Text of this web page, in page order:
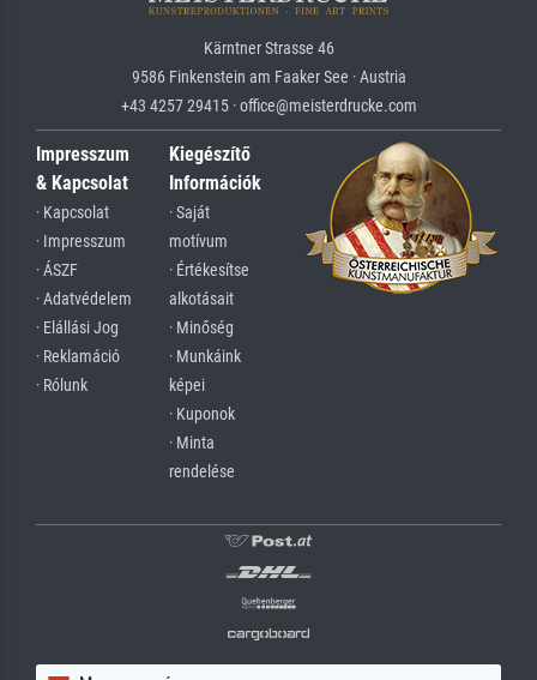
Kärntner Strasse 46
9586 Finkenstein am Faaker See · Austria
+43 4257 29415 · office@meisterdrucke.com
Impresszum
& Kapcsolat
· Kapcsolat
· Impresszum
· ÁSZF
· Adatvédelem
· Elállási Jog
· Reklamáció
· Rólunk
Kiegészítő
Információk
· Saját
motívum
· Értékesítse
alkotásait
· Minőség
· Munkáink
képei
· Kuponok
· Minta
rendelése